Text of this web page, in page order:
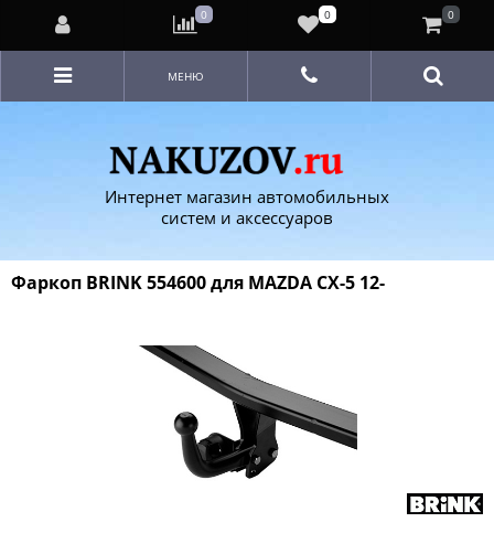
Интернет магазин автомобильных
систем и аксессуаров
МЕНЮ
Фаркоп BRINK 554600 для MAZDA CX-5 12-
0 0 0